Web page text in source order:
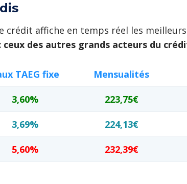
affiche en temps réel les
des autres grands acteurs du
TAEG fixe Mensualités
3,60% 223,75€
3,69% 224,13€
5,60% 232,39€